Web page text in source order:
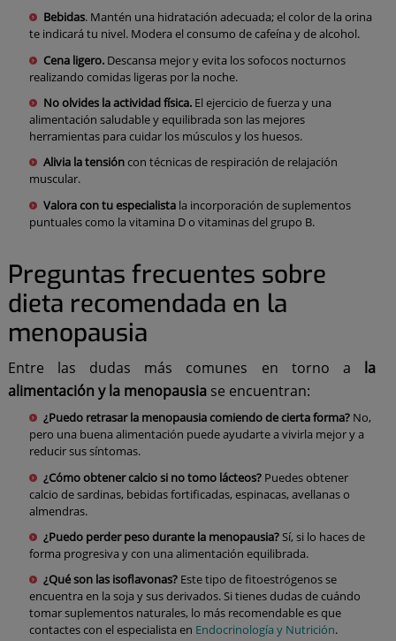
Bebidas. Mantén una hidratación adecuada; el color de la orina
te indicará tu nivel. Modera el consumo de cafeína y de alcohol.
Cena ligero. Descansa mejor y evita los sofocos nocturnos
realizando comidas ligeras por la noche.
No olvides la actividad física. El ejercicio de fuerza y una
alimentación saludable y equilibrada son las mejores
herramientas para cuidar los músculos y los huesos.
Alivia la tensióncon técnicas de respiración de relajación
muscular.
Valora con tu especialistala incorporación de suplementos
puntuales como la vitamina D o vitaminas del grupo B.
Preguntas frecuentes sobre
dieta recomendada en la
menopausia
Entre las dudas más comunes en torno a la
alimentación y la menopausiase encuentran:
¿Puedo retrasar la menopausia comiendo de cierta forma? No,
pero una buena alimentación puede ayudarte a vivirla mejor y a
reducir sus síntomas.
¿Cómo obtener calcio si no tomo lácteos? Puedes obtener
calcio de sardinas, bebidas fortificadas, espinacas, avellanas o
almendras.
¿Puedo perder peso durante la menopausia?Sí, si lo haces de
forma progresiva y con una alimentación equilibrada.
¿Qué son las isoflavonas?Este tipo de fitoestrógenos se
encuentra en la soja y sus derivados. Si tienes dudas de cuándo
tomar suplementos naturales, lo más recomendable es que
contactes con el especialista en Endocrinología y Nutrición.